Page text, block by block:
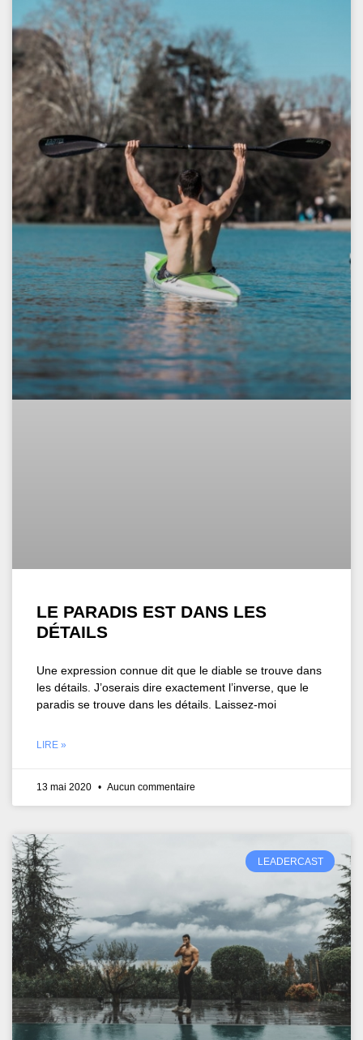
LE PARADIS EST DANS LES
DÉTAILS
Une expression connue dit que le diable se trouve dans
les détails. J’oserais dire exactement l’inverse, que le
paradis se trouve dans les détails. Laissez-moi
LIRE »
13 mai 2020 Aucun commentaire
LEADERCAST